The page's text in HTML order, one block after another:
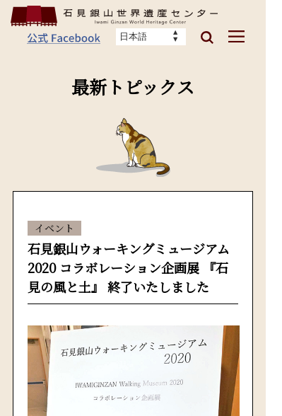
最新トピックス
イベント
石見銀山ウォーキングミュージアム
2020 コラボレーション企画展 『石
見の風と土』 終了いたしました